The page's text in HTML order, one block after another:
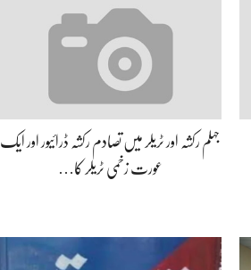
جہلم رکشہ اور ٹریلر میں تصادم رکشہ ڈرائیور اور ایک
عورت زخمی ٹریلر کا…